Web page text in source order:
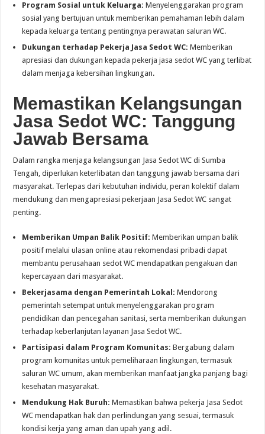
Program Sosial untuk Keluarga: Menyelenggarakan program
sosial yang bertujuan untuk memberikan pemahaman lebih dalam
kepada keluarga tentang pentingnya perawatan saluran WC.
Dukungan terhadap Pekerja Jasa Sedot WC: Memberikan
apresiasi dan dukungan kepada pekerja jasa sedot WC yang terlibat
dalam menjaga kebersihan lingkungan.
Memastikan Kelangsungan
Jasa Sedot WC: Tanggung
Jawab Bersama
Dalam rangka menjaga kelangsungan Jasa Sedot WC di Sumba
Tengah, diperlukan keterlibatan dan tanggung jawab bersama dari
masyarakat. Terlepas dari kebutuhan individu, peran kolektif dalam
mendukung dan mengapresiasi pekerjaan Jasa Sedot WC sangat
penting.
Memberikan Umpan Balik Positif: Memberikan umpan balik
positif melalui ulasan online atau rekomendasi pribadi dapat
membantu perusahaan sedot WC mendapatkan pengakuan dan
kepercayaan dari masyarakat.
Bekerjasama dengan Pemerintah Lokal: Mendorong
pemerintah setempat untuk menyelenggarakan program
pendidikan dan pencegahan sanitasi, serta memberikan dukungan
terhadap keberlanjutan layanan Jasa Sedot WC.
Partisipasi dalam Program Komunitas: Bergabung dalam
program komunitas untuk pemeliharaan lingkungan, termasuk
saluran WC umum, akan memberikan manfaat jangka panjang bagi
kesehatan masyarakat.
Mendukung Hak Buruh: Memastikan bahwa pekerja Jasa Sedot
WC mendapatkan hak dan perlindungan yang sesuai, termasuk
kondisi kerja yang aman dan upah yang adil.